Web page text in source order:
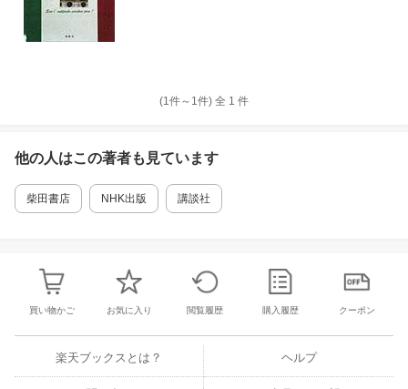
(1件～ 1件) 全 1 件
他の人はこの著者も見ています
柴田書店 NHK出版 講談社
買い物かご お気に入り 閲覧履歴 購入履歴 クーポン
楽天ブックスとは？ ヘルプ